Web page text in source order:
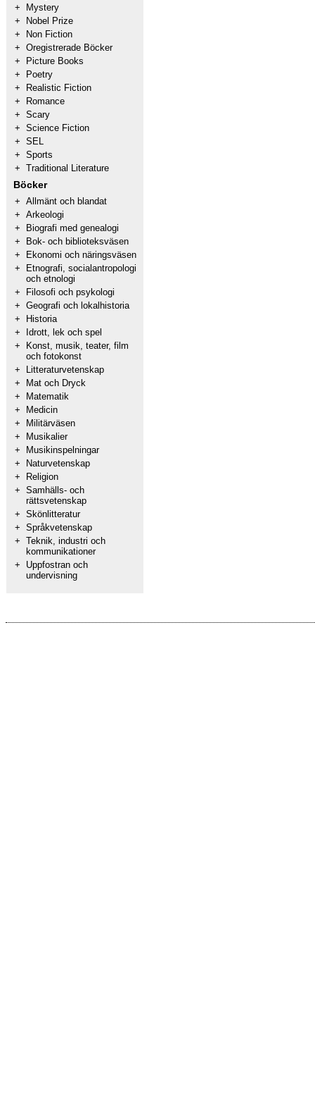
+
Mystery
+
Nobel Prize
+
Non Fiction
+ Oregistrerade Böcker
+
Picture Books
+
Poetry
+
Realistic Fiction
+
Romance
+ Scary
+ Science Fiction
+ SEL
+ Sports
+ Traditional Literature
Böcker
+ Allmänt och blandat
+ Arkeologi
+
Biografi med genealogi
+
Bok- och biblioteksväsen
+
Ekonomi och näringsväsen
+
Etnografi, socialantropologi
och etnologi
+
Filosofi och psykologi
+ Geografi och lokalhistoria
+
Historia
+
Idrott, lek och spel
+
Konst, musik, teater, film
och fotokonst
+
Litteraturvetenskap
+
Mat och Dryck
+
Matematik
+
Medicin
+
Militärväsen
+
Musikalier
+
Musikinspelningar
+
Naturvetenskap
+
Religion
+ Samhälls- och
rättsvetenskap
+ Skönlitteratur
+ Språkvetenskap
+ Teknik, industri och
kommunikationer
+
Uppfostran och
undervisning